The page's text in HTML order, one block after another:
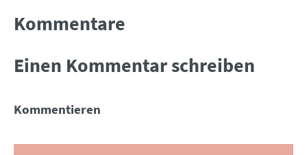
Kommentare
Einen Kommentar schreiben
Kommentieren